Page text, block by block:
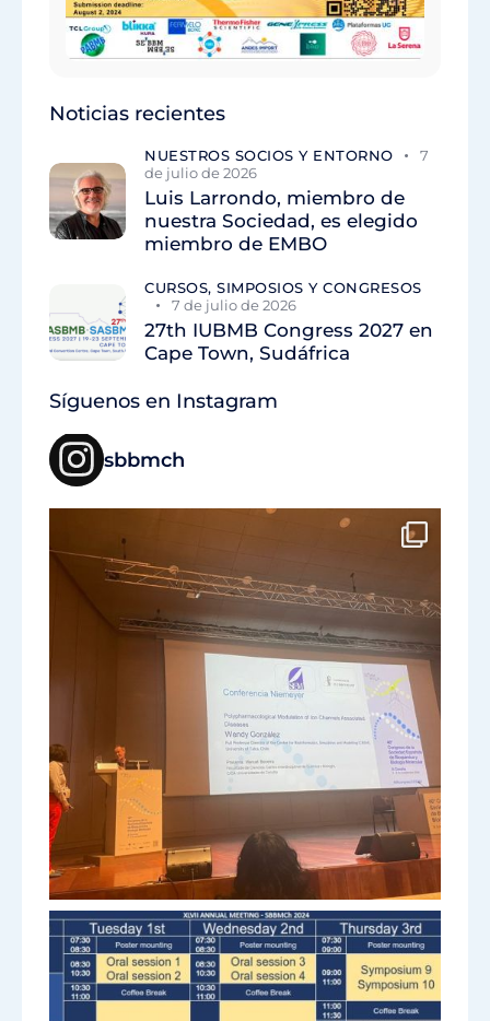
Noticias recientes
NUESTROS SOCIOS Y ENTORNO
7
de julio de 2026
Luis Larrondo, miembro de
nuestra Sociedad, es elegido
miembro de EMBO
CURSOS, SIMPOSIOS Y CONGRESOS
7 de julio de 2026
27th IUBMB Congress 2027 en
Cape Town, Sudáfrica
Síguenos en Instagram
sbbmch